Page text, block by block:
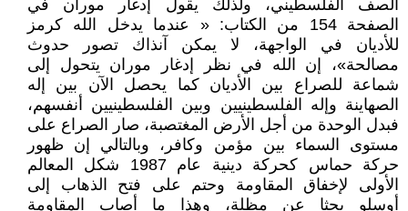
الصف الفلسطيني، ولذلك يقول إدغار موران في
الصفحة 154 من الكتاب: « عندما يدخل الله كرمز
للأديان في الواجهة، لا يمكن آنذاك تصور حدوث
مصالحة»، إن الله في نظر إدغار موران يتحول إلى
شماعة للصراع بين الأديان كما يحصل الآن بين إله
الصهاينة وإله الفلسطينيين وبين الفلسطينيين أنفسهم،
فبدل الوحدة من أجل الأرض المغتصبة، صار الصراع على
مستوى السماء بين مؤمن وكافر، وبالتالي إن ظهور
حركة حماس كحركة دينية عام 1987 شكل المعالم
الأولى لإخفاق المقاومة وحتم على فتح الذهاب إلى
أوسلو بحثا عن مظلة، وهذا ما أصاب المقاومة